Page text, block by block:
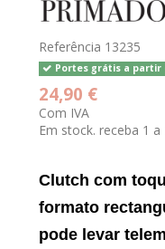
Referência 13235
Portes grátis a partir
24,90 €
Com IVA
Em stock. receba 1 a
Clutch com
formato
pode levar